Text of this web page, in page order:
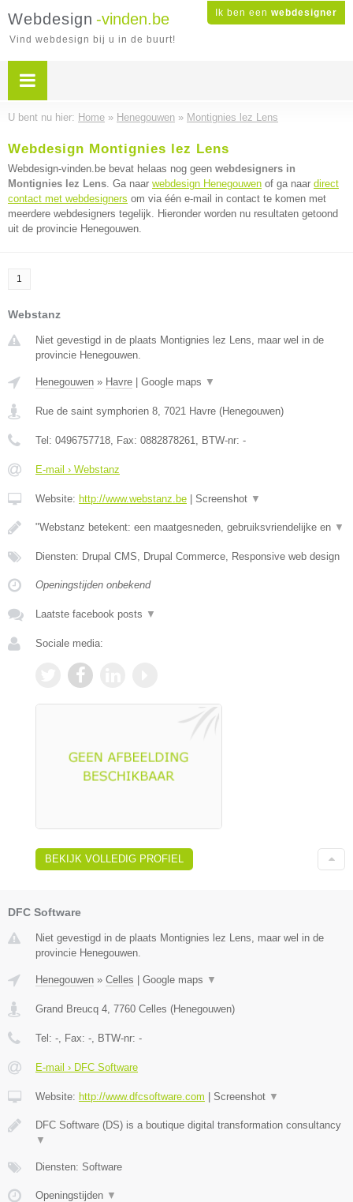
Ik ben een webdesigner
Webdesign -vinden.be
Vind webdesign bij u in de buurt!
U bent nu hier: Home » Henegouwen » Montignies lez Lens
Webdesign Montignies lez Lens
Webdesign-vinden.be bevat helaas nog geen webdesigners in
Montignies lez Lens. Ga naar webdesign Henegouwen of ga naar direct
contact met webdesigners om via één e-mail in contact te komen met
meerdere webdesigners tegelijk. Hieronder worden nu resultaten getoond
uit de provincie Henegouwen.
1
Webstanz
Niet gevestigd in de plaats Montignies lez Lens, maar wel in de
provincie Henegouwen.
Henegouwen » Havre Google maps ▼
Rue de saint symphorien 8, 7021 Havre (Henegouwen)
Tel: 0496757718, Fax: 0882878261, BTW-nr: -
E-mail › Webstanz
Website: http://www.webstanz.be Screenshot ▼
"Webstanz betekent: een maatgesneden, gebruiksvriendelijke en ▼
Diensten: Drupal CMS, Drupal Commerce, Responsive web design
Openingstijden onbekend
Laatste facebook posts ▼
Sociale media:
BEKIJK VOLLEDIG PROFIEL
DFC Software
Niet gevestigd in de plaats Montignies lez Lens, maar wel in de
provincie Henegouwen.
Henegouwen » Celles | Google maps ▼
Grand Breucq 4 7760 Celles (Henegouwen)
Tel: - , Fax: - , BTW-nr: -
E-mail › DFC Software
Website: http://www.dfcsoftware.com | Screenshot ▼
DFC Software (DS) is a boutique digital transformation consultancy
▼
Diensten: Software
Openingstijden ▼